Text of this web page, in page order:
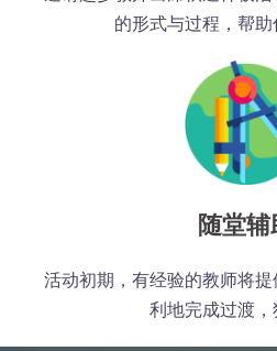
的形式与过程，帮
随堂辅
活动初期，有经验的教师将
利地完成过渡，